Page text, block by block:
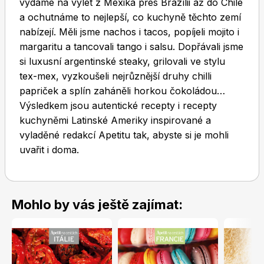
Toprecepty.cz
vydáme na výlet z Mexika přes Brazílii až do Chile
a ochutnáme to nejlepší, co kuchyně těchto zemí
nabízejí. Měli jsme nachos i tacos, popíjeli mojito i
margaritu a tancovali tango i salsu. Dopřávali jsme
si luxusní argentinské steaky, grilovali ve stylu
tex-mex, vyzkoušeli nejrůznější druhy chilli
papriček a splín zaháněli horkou čokoládou…
Výsledkem jsou autentické recepty i recepty
kuchyněmi Latinské Ameriky inspirované a
vyladěné redakcí Apetitu tak, abyste si je mohli
uvařit i doma.
Mohlo by vás ještě zajímat: